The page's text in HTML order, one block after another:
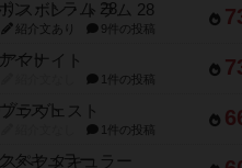
リスボン・トラム 28
紹介文あり 9件の投稿
アマナイト
1件の投稿
ブラヴェスト
1件の投稿
スペクタキュラー